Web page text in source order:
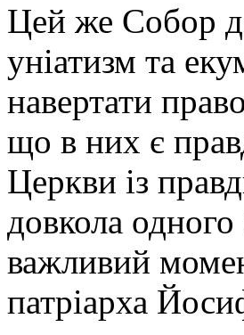
Цей же Собор
уніатизм та
навертати
що в них є
Церкви із
довкола
важливий
патріарха